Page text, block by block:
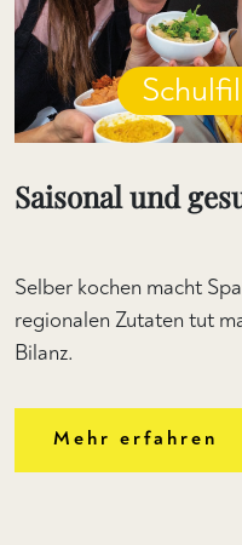
Saisonal und
Selber kochen macht
regionalen Zutaten tut
Bilanz.
Mehr erfahren